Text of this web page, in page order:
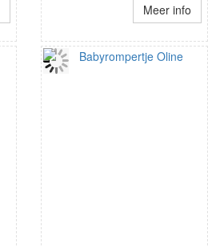
Meer info